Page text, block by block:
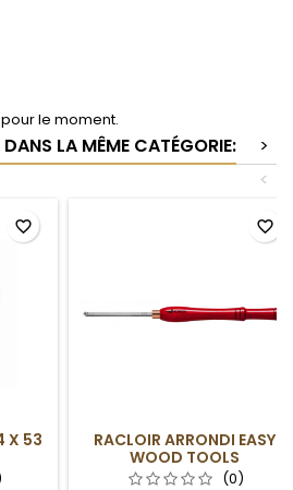
le moment.
LA MÊME CATÉGORIE:
>
<
X 53
favorite_border
RACLOIR ARRONDI EASY
WOOD TOOLS
(0)
favorite_border